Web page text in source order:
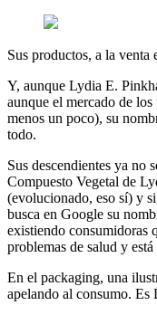
Sus productos, a la venta
Y, aunque Lydia E.
aunque el mercado de
menos un poco), su
todo.
Sus descendientes ya no
Compuesto Vegetal de
(evolucionado, eso sí) y
busca en Google su
existiendo consumidoras
problemas de salud y
En el packaging, una
apelando al consumo. Es